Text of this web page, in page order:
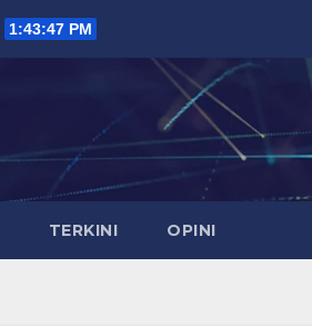
1:43:48 PM
TERKINI OPINI